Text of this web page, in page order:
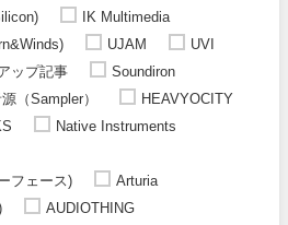
IK Multimedia
UJAM
UVI
ップ記事
Soundiron
（Sampler）
HEAVYOCITY
Native Instruments
フェース)
Arturia
AUDIOTHING